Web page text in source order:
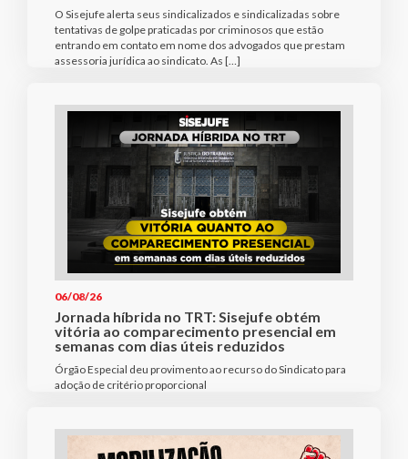
O Sisejufe alerta seus sindicalizados e sindicalizadas sobre
tentativas de golpe praticadas por criminosos que estão
entrando em contato em nome dos advogados que prestam
assessoria jurídica ao sindicato. As […]
06/08/26
Jornada híbrida no TRT: Sisejufe obtém
vitória ao comparecimento presencial em
semanas com dias úteis reduzidos
Órgão Especial deu provimento ao recurso do Sindicato para
adoção de critério proporcional